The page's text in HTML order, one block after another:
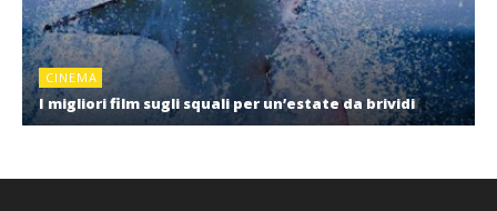
CINEMA
I migliori film sugli squali per un’estate da brividi